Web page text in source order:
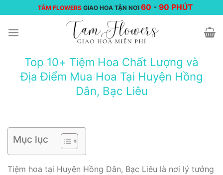
đến
nội
TÂM FLOWERS GIAO HOA TẬN NƠI 60 -90 PHÚT
Top 10+ Tiệm Hoa Chất Lượng và
Địa Điểm Mua Hoa Tại Huyện Hồng
Dân, Bạc Liêu
Mục lục
Tiệm hoa tại Huyện Hồng Dân, Bạc Liêu là nơi lý tưởng